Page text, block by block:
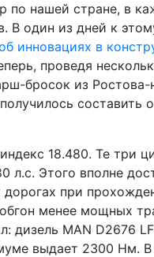
по нашей стране, в
В один из дней к
инновациях в
проведя
бросок из
составить
18.480. Те три
л.с. Этого вполне
при
менее мощных
дизель MAN D2676
выдает 2300 Нм.